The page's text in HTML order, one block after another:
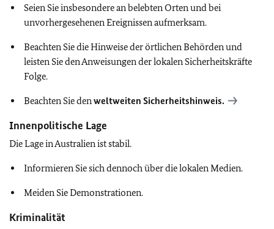
Seien Sie insbesondere an belebten Orten und bei
unvorhergesehenen Ereignissen aufmerksam.
Beachten Sie die Hinweise der örtlichen Behörden und
leisten Sie den Anweisungen der lokalen Sicherheitskräfte
Folge.
Beachten Sie denweltweiten Sicherheitshinweis.
Innenpolitische Lage
Die Lage in Australien ist stabil.
Informieren Sie sich dennoch über die lokalen Medien.
Meiden Sie Demonstrationen.
Kriminalität